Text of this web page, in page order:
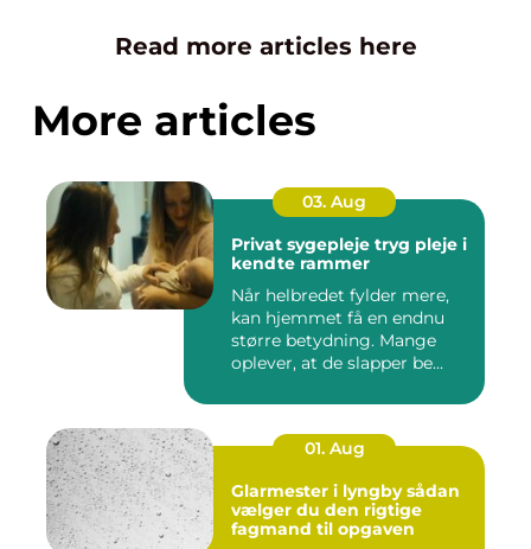
Read more articles here
More articles
03. Aug
Privat sygepleje tryg pleje i
kendte rammer
Når helbredet fylder mere,
kan hjemmet få en endnu
større betydning. Mange
oplever, at de slapper be...
01. Aug
Glarmester i lyngby sådan
vælger du den rigtige
fagmand til opgaven